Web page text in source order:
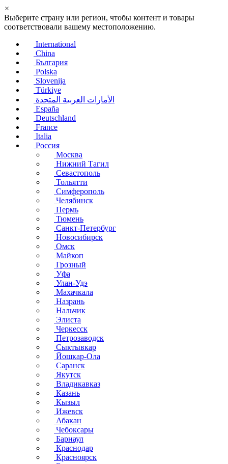
×
Выберите страну или регион, чтобы контент и товары
соответствовали вашему местоположению.
International
China
България
Polska
Slovenija
Türkiye
الأمارات العربية المتحدة
España
Deutschland
France
Italia
Россия
Москва
Нижний Тагил
Севастополь
Тольятти
Симферополь
Челябинск
Пермь
Тюмень
Санкт-Петербург
Новосибирск
Омск
Майкоп
Грозный
Уфа
Улан-Удэ
Махачкала
Назрань
Нальчик
Элиста
Черкесск
Петрозаводск
Сыктывкар
Йошкар-Ола
Саранск
Якутск
Владикавказ
Казань
Кызыл
Ижевск
Абакан
Чебоксары
Барнаул
Краснодар
Красноярск